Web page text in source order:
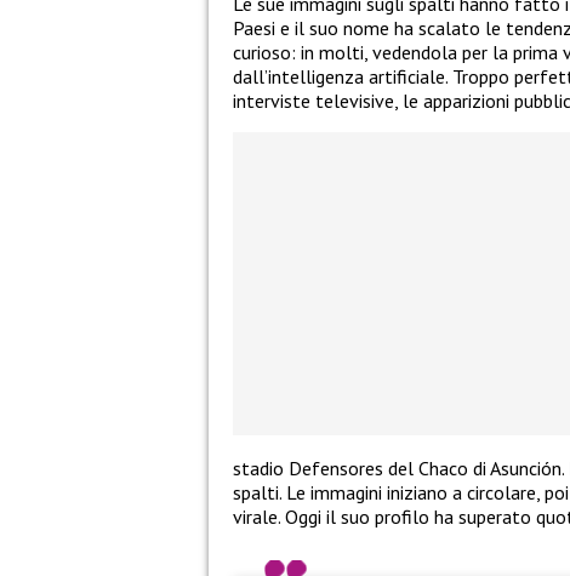
Paesi e il suo nome ha scalato le
curioso: in molti, vedendola per la
dall’intelligenza artificiale. Troppo
interviste televisive, le apparizioni
stadio Defensores del Chaco di
spalti. Le immagini iniziano a circolare,
virale. Oggi il suo profilo ha superato